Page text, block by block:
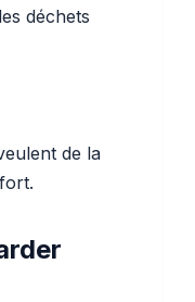
déchets
de la